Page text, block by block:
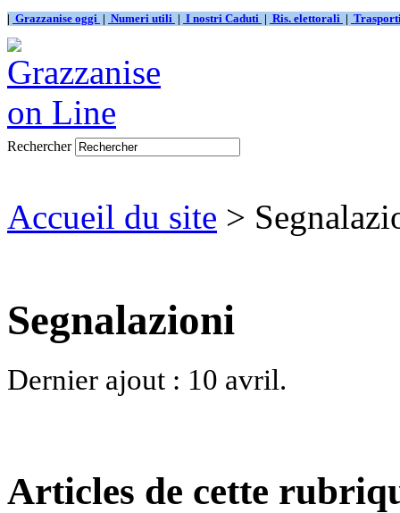
| Grazzanise oggi | Numeri utili | I nostri Caduti | Ris. elettorali |
Rechercher
Accueil du site >
Segnalazioni
Dernier ajout : 10 avril.
Articles de cette